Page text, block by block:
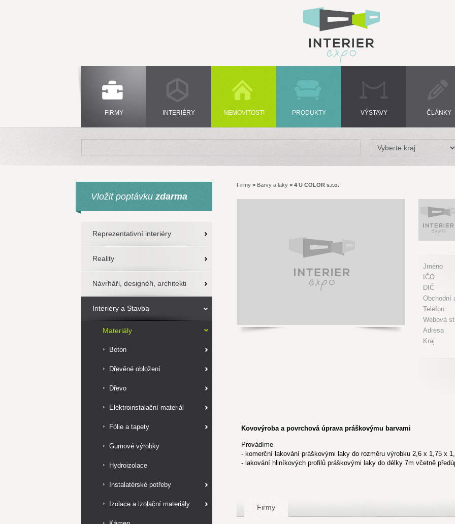
FIRMY INTERIÉRY NEMOVITOSTI PRODUKTY VÝSTAVY ČLÁNKY
Vložit poptávku zdarma
Reprezentativní interiéry
Reality
Návrháři, designéři, architekti
Interiéry a Stavba
Materiály
Beton
Dřevěné obložení
Dřevo
Elektroinstalační materiál
Fólie a tapety
Gumové výrobky
Hydroizolace
Instalatérské potřeby
Izolace a izolační materiály
Firmy > Barvy a laky > 4 U COLOR s.r.o.
Jméno
IČO
DIČ
Obchodní
Telefon
Webová
Adresa
Kraj
Kovovýroba a povrchová úprava práškovýmu barvami
Provádíme
- komerční lakování práškovými laky do rozměru výrobku 2,6 x 1,75 x
- lakování hliníkových profilů práškovými laky do délky 7m včetně
Firmy